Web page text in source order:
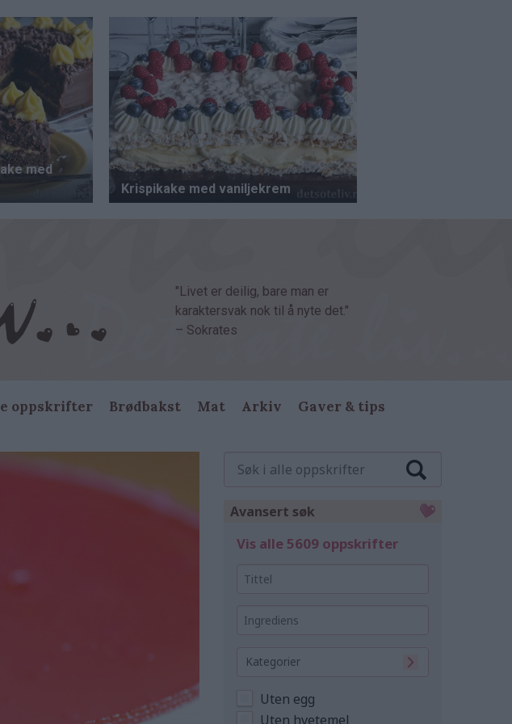
"Livet er deilig, bare man er
karaktersvak nok til å nyte det."
– Sokrates
oppskrifter Brødbakst Mat Arkiv Gaver & tips
Avansert søk
Vis alle 5609 oppskrifter
Kategorier
Uten egg
Uten hvetemel